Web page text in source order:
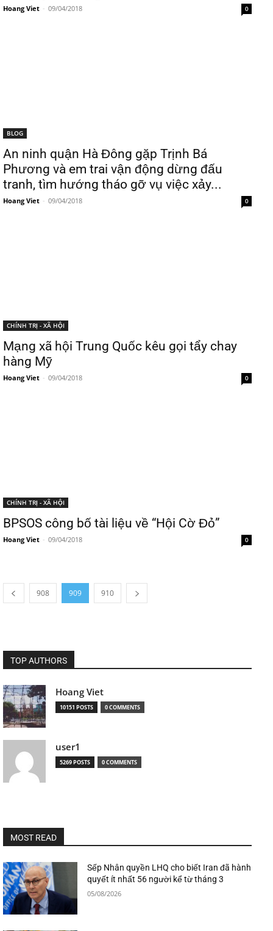
Hoang Viet - 09/04/2018 0
BLOG
An ninh quận Hà Đông gặp Trịnh Bá
Phương và em trai vận động dừng đấu
tranh, tìm hướng tháo gỡ vụ việc xảy...
Hoang Viet - 09/04/2018 0
CHÍNH TRỊ - XÃ HỘI
Mạng xã hội Trung Quốc kêu gọi tẩy chay
hàng Mỹ
Hoang Viet - 09/04/2018 0
CHÍNH TRỊ - XÃ HỘI
BPSOS công bố tài liệu về “Hội Cờ Đỏ”
Hoang Viet - 09/04/2018 0
908 909 910
TOP AUTHORS
Hoang Viet
10151 POSTS 0 COMMENTS
user1
5269 POSTS 0 COMMENTS
MOST READ
Sếp Nhân quyền LHQ cho biết Iran đã hành
quyết ít nhất 56 người kể từ tháng 3
05/08/2026